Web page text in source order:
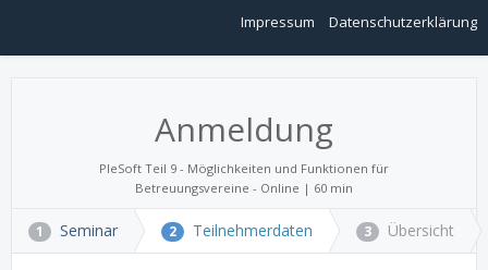
Impressum Datenschutzerklärung
Anmeldung
PleSoft Teil 9 - Möglichkeiten und Funktionen für
Betreuungsvereine - Online | 60 min
1 Seminar 2 Teilnehmerdaten 3 Übersicht